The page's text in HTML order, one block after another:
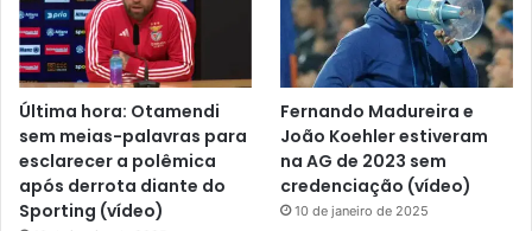
Última hora: Otamendi
sem meias-palavras para
esclarecer a polêmica
após derrota diante do
Sporting (vídeo)
Fernando Madureira e
João Koehler estiveram
na AG de 2023 sem
credenciação (vídeo)
10 de janeiro de 2025